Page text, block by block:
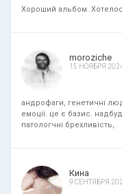
Хороший альбом.
moroziche
15 НОЯБРЯ
андрофаги, генетичні
емоції. це є базис.
патологчні брехливість,
Кина
9 СЕНТЯБРЯ